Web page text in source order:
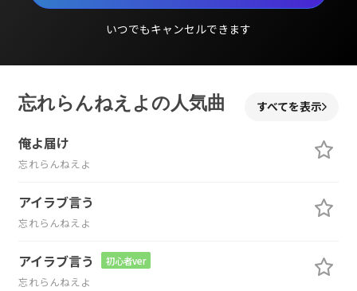
いつでもキャンセルできます
忘れらんねえよの人気曲 すべてを表示
俺よ届け
忘れらんねえよ
アイラブ言う
忘れらんねえよ
アイラブ言う 初心者ver
忘れらんねえよ